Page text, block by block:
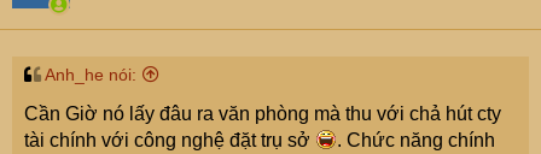
Anh_he nói:
Cần Giờ nó lấy đâu ra văn phòng mà thu với chả hút cty
tài chính với công nghệ đặt trụ sở
. Chức năng chính